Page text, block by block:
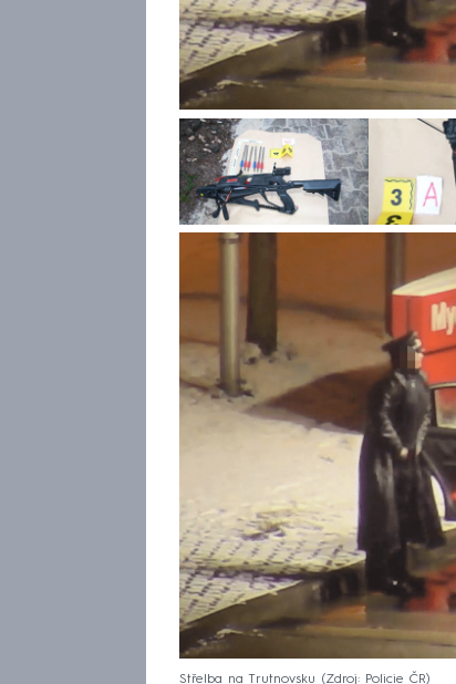
Střelba na Trutnovsku Zdroj: Policie ČR